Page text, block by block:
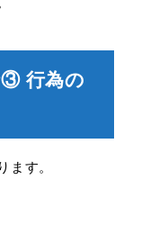
③ 行為の
ます。